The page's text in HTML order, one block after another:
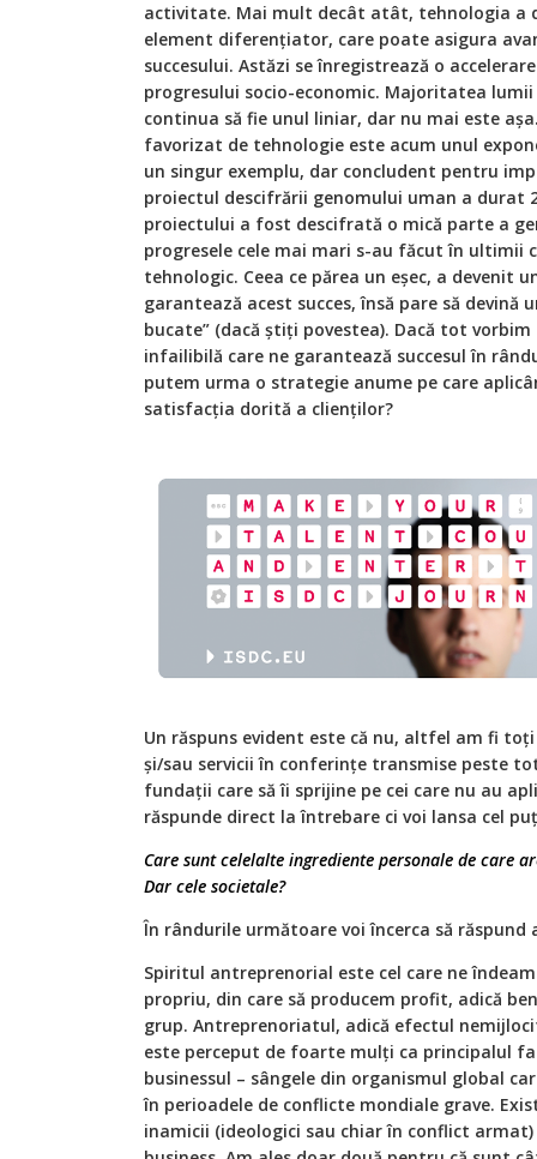
activitate. Mai mult decât atât, tehnologia a
element diferențiator, care poate asigura
succesului. Astăzi se înregistrează o
progresului socio-economic. Majoritatea
continua să fie unul liniar, dar nu mai este
favorizat de tehnologie este acum unul
un singur exemplu, dar concludent pentru
proiectul descifrării genomului uman a durat
proiectului a fost descifrată o mică parte a
progresele cele mai mari s-au făcut în ultimii
tehnologic. Ceea ce părea un eșec, a devenit
garantează acest succes, însă pare să devină
bucate” (dacă știți povestea). Dacă tot
infailibilă care ne garantează succesul în
putem urma o strategie anume pe care
satisfacția dorită a clienților?
Un răspuns evident este că nu, altfel am fi
și/sau servicii în conferințe transmise peste
fundații care să îi sprijine pe cei care nu au
răspunde direct la întrebare ci voi lansa cel
Care sunt celelalte ingrediente personale de care
Dar cele societale?
În rândurile următoare voi încerca să răspund
Spiritul antreprenorial este cel care ne
propriu, din care să producem profit, adică
grup. Antreprenoriatul, adică efectul
este perceput de foarte mulți ca principalul
businessul – sângele din organismul global
în perioadele de conflicte mondiale grave.
inamicii (ideologici sau chiar în conflict